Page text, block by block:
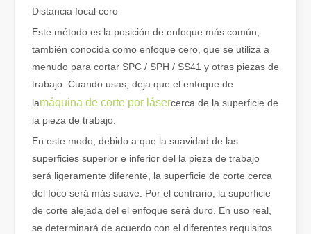
Guía 2026: Cómo las máquinas cortadoras de tubos por láser
Distancia focal cero
Este método es la posición de enfoque más común,
también conocida como enfoque cero, que se utiliza a
menudo para cortar SPC / SPH / SS41 y otras piezas de
trabajo. Cuando usas, deja que el enfoque de
lamáquina de corte por lásercerca de la superficie de
la pieza de trabajo.
En este modo, debido a que la suavidad de las
superficies superior e inferior del la pieza de trabajo
será ligeramente diferente, la superficie de corte cerca
del foco será más suave. Por el contrario, la superficie
de corte alejada del el enfoque será duro. En uso real,
se determinará de acuerdo con el diferentes requisitos